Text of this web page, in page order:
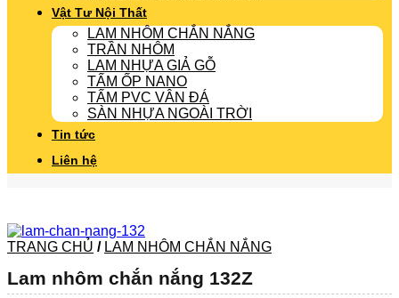
Vật Tư Nội Thất
LAM NHÔM CHẮN NẮNG
TRẦN NHÔM
LAM NHỰA GIẢ GỖ
TẤM ỐP NANO
TẤM PVC VÂN ĐÁ
SÀN NHỰA NGOÀI TRỜI
Tin tức
Liên hệ
TRANG CHỦ / LAM NHÔM CHẮN NẮNG
Lam nhôm chắn nắng 132Z